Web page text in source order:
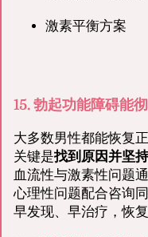
激素平衡方案
15. 勃起功能障碍能
大多数男性都能恢复正
关键是找到原因并坚
血流性与激素性问题
心理性问题配合咨询
早发现、早治疗，恢